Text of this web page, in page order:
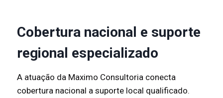
Cobertura nacional e suporte
regional especializado
A atuação da Maximo Consultoria conecta
cobertura nacional a suporte local qualificado.